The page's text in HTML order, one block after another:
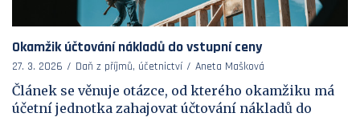
Okamžik účtování nákladů do vstupní ceny
27. 3. 2026 Daň z příjmů, účetnictví Aneta Mašková
Článek se věnuje otázce, od kterého okamžiku má
účetní jednotka zahajovat účtování nákladů do